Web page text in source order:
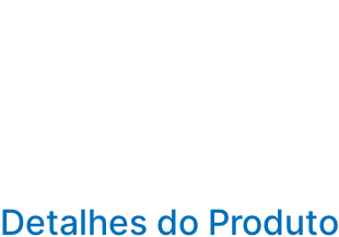
Detalhes do Produto